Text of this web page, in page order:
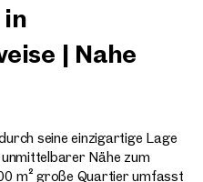
| Nahe
seine einzigartige Lage
Nähe zum
m² große Quartier umfasst
Ich möchte regelmäßig
GmbH die angegebenen